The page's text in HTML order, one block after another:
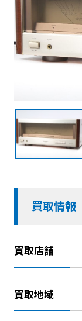
買取情報
買取店舗
買取地域